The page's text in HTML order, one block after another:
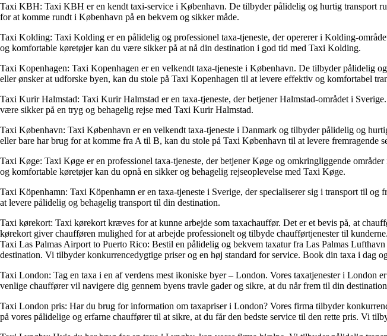
Taxi KBH: Taxi KBH er en kendt taxi-service i København. De tilbyder pålidelig og hurtig transport
for at komme rundt i København på en bekvem og sikker måde.
Taxi Kolding: Taxi Kolding er en pålidelig og professionel taxa-tjeneste, der opererer i Kolding-
og komfortable køretøjer kan du være sikker på at nå din destination i god tid med Taxi Kolding.
Taxi Kopenhagen: Taxi Kopenhagen er en velkendt taxa-tjeneste i København. De tilbyder pålidelig
eller ønsker at udforske byen, kan du stole på Taxi Kopenhagen til at levere effektiv og komfortabel
Taxi Kurir Halmstad: Taxi Kurir Halmstad er en taxa-tjeneste, der betjener Halmstad-området i
være sikker på en tryg og behagelig rejse med Taxi Kurir Halmstad.
Taxi København: Taxi København er en velkendt taxa-tjeneste i Danmark og tilbyder pålidelig og
eller bare har brug for at komme fra A til B, kan du stole på Taxi København til at levere fremragende
Taxi Køge: Taxi Køge er en professionel taxa-tjeneste, der betjener Køge og omkringliggende
og komfortable køretøjer kan du opnå en sikker og behagelig rejseoplevelse med Taxi Køge.
Taxi Köpenhamn: Taxi Köpenhamn er en taxa-tjeneste i Sverige, der specialiserer sig i transport til
at levere pålidelig og behagelig transport til din destination.
Taxi kørekort: Taxi kørekort kræves for at kunne arbejde som taxachauffør. Det er et bevis på, at
kørekort giver chaufføren mulighed for at arbejde professionelt og tilbyde chaufførtjenester til kunderne.
Taxi Las Palmas Airport to Puerto Rico: Bestil en pålidelig og bekvem taxatur fra Las Palmas
destination. Vi tilbyder konkurrencedygtige priser og en høj standard for service. Book din taxa i dag
Taxi London: Tag en taxa i en af verdens mest ikoniske byer – London. Vores taxatjenester i London
venlige chauffører vil navigere dig gennem byens travle gader og sikre, at du når frem til din
Taxi London pris: Har du brug for information om taxapriser i London? Vores firma tilbyder
på vores pålidelige og erfarne chauffører til at sikre, at du får den bedste service til den rette pris. Vi